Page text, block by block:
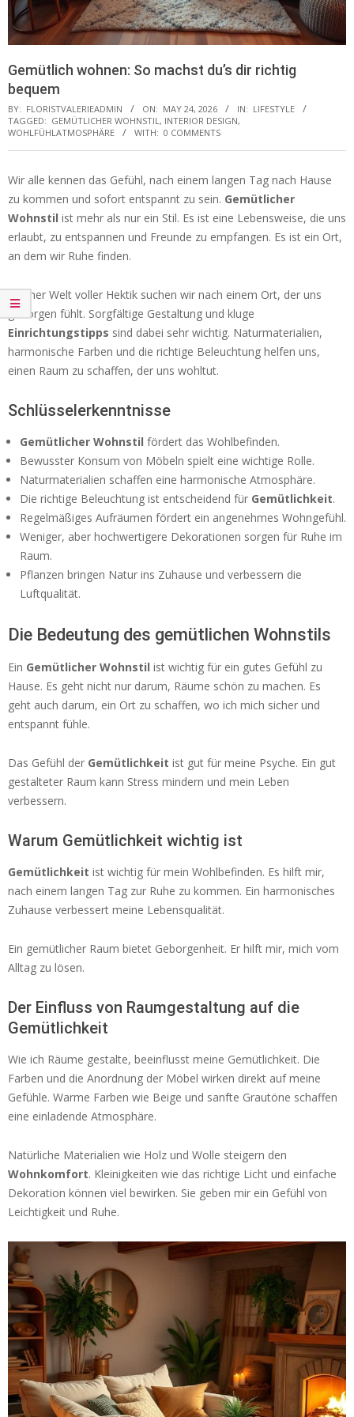
Gemütlich wohnen: So machst du’s dir richtig
bequem
BY: FLORISTVALERIEADMIN ON: MAY 24, 2026 IN: LIFESTYLE
TAGGED: GEMÜTLICHER WOHNSTIL, INTERIOR DESIGN,
WOHLFÜHLATMOSPHÄRE
WITH: 0 COMMENTS
Wir alle kennen das Gefühl, nach einem langen Tag nach Hause
zu kommen und sofort entspannt zu sein. Gemütlicher
Wohnstil ist mehr als nur ein Stil. Es ist eine Lebensweise, die uns
erlaubt, zu entspannen und Freunde zu empfangen. Es ist ein Ort,
an dem wir Ruhe finden.
In einer Welt voller Hektik suchen wir nach einem Ort, der uns
geborgen fühlt. Sorgfältige Gestaltung und kluge
Einrichtungstipps sind dabei sehr wichtig. Naturmaterialien,
harmonische Farben und die richtige Beleuchtung helfen uns,
einen Raum zu schaffen, der uns wohltut.
Schlüsselerkenntnisse
Gemütlicher Wohnstil fördert das Wohlbefinden.
Bewusster Konsum von Möbeln spielt eine wichtige Rolle.
Naturmaterialien schaffen eine harmonische Atmosphäre.
Die richtige Beleuchtung ist entscheidend für Gemütlichkeit.
Regelmäßiges Aufräumen fördert ein angenehmes Wohngefühl.
Weniger, aber hochwertigere Dekorationen sorgen für Ruhe im
Raum.
Pflanzen bringen Natur ins Zuhause und verbessern die
Luftqualität.
Die Bedeutung des gemütlichen Wohnstils
Ein Gemütlicher Wohnstil ist wichtig für ein gutes Gefühl zu
Hause. Es geht nicht nur darum, Räume schön zu machen. Es
geht auch darum, ein Ort zu schaffen, wo ich mich sicher und
entspannt fühle.
Das Gefühl der Gemütlichkeit ist gut für meine Psyche. Ein gut
gestalteter Raum kann Stress mindern und mein Leben
verbessern.
Warum Gemütlichkeit wichtig ist
Gemütlichkeit ist wichtig für mein Wohlbefinden. Es hilft mir,
nach einem langen Tag zur Ruhe zu kommen. Ein harmonisches
Zuhause verbessert meine Lebensqualität.
Ein gemütlicher Raum bietet Geborgenheit. Er hilft mir, mich vom
Alltag zu lösen.
Der Einfluss von Raumgestaltung auf die
Gemütlichkeit
Wie ich Räume gestalte, beeinflusst meine Gemütlichkeit. Die
Farben und die Anordnung der Möbel wirken direkt auf meine
Gefühle. Warme Farben wie Beige und sanfte Grautöne schaffen
eine einladende Atmosphäre.
Natürliche Materialien wie Holz und Wolle steigern den
Wohnkomfort. Kleinigkeiten wie das richtige Licht und einfache
Dekoration können viel bewirken. Sie geben mir ein Gefühl von
Leichtigkeit und Ruhe.